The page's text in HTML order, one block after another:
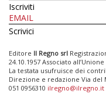
Iscriviti
EMAIL
Scrivici
Editore Il Regno srl
24.10.1957 Associato
La testata usufruisce dei
Direzione e redazione Via del
051 0956310 ilregno@ilregno.it